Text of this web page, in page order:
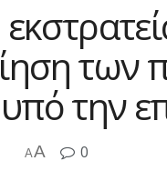
των
την
AA 0